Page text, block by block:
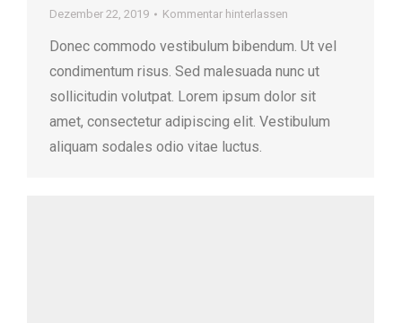
Dezember 22, 2019
Kommentar hinterlassen
Donec commodo vestibulum bibendum. Ut vel
condimentum risus. Sed malesuada nunc ut
sollicitudin volutpat. Lorem ipsum dolor sit
amet, consectetur adipiscing elit. Vestibulum
aliquam sodales odio vitae luctus.